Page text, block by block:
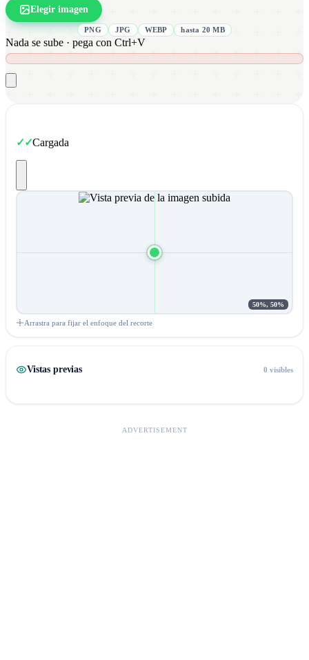
Elegir imagen
PNG JPG WEBP hasta 20 MB
Nada se sube · pega con Ctrl+V
Cargada
50%, 50%
Arrastra para fijar el enfoque del recorte
Vistas previas 0 visibles
ADVERTISEMENT